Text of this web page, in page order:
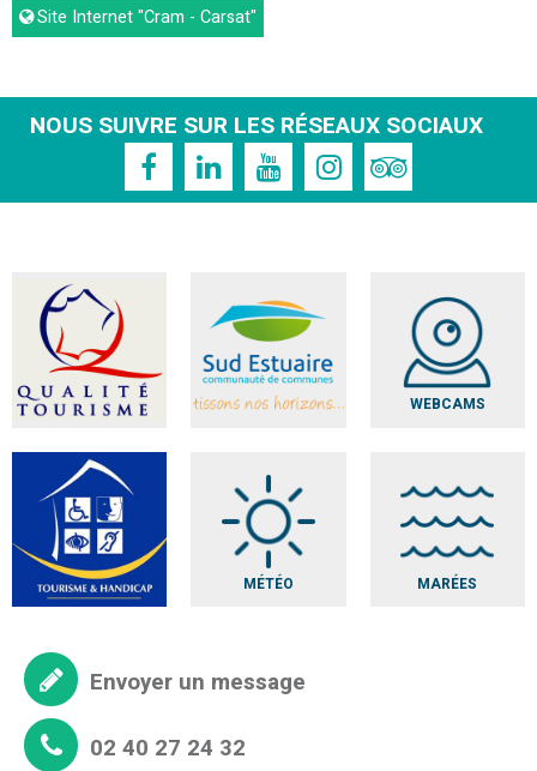
Site Internet"Cram - Carsat"
NOUS SUIVRE SUR LES RÉSEAUX SOCIAUX
WEBCAMS
MÉTÉO MARÉES
Envoyer un message
02 40 27 24 32